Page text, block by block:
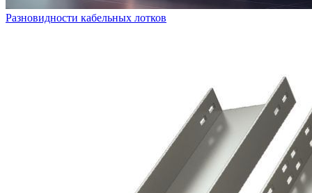
Разновидности кабельных лотков